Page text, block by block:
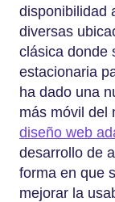
disponibilidad
diversas
clásica donde
estacionaria
ha dado una
más móvil del
diseño web
desarrollo de
forma en que
mejorar la